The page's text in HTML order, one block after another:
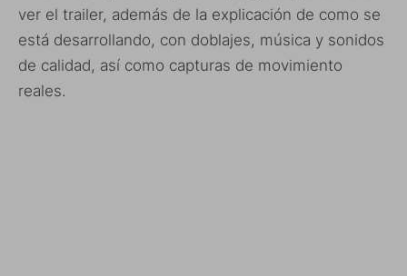
ver el trailer, además de la explicación de como se
está desarrollando, con doblajes, música y sonidos
de calidad, así como capturas de movimiento
reales.